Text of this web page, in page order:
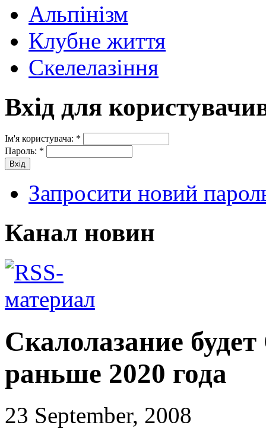
Альпінізм
Клубне життя
Скелелазіння
Вхід для
Ім'я користувача: *
Пароль: *
Запросити новий
Канал новин
Скалолазание
раньше 2020 года
23 September, 2008